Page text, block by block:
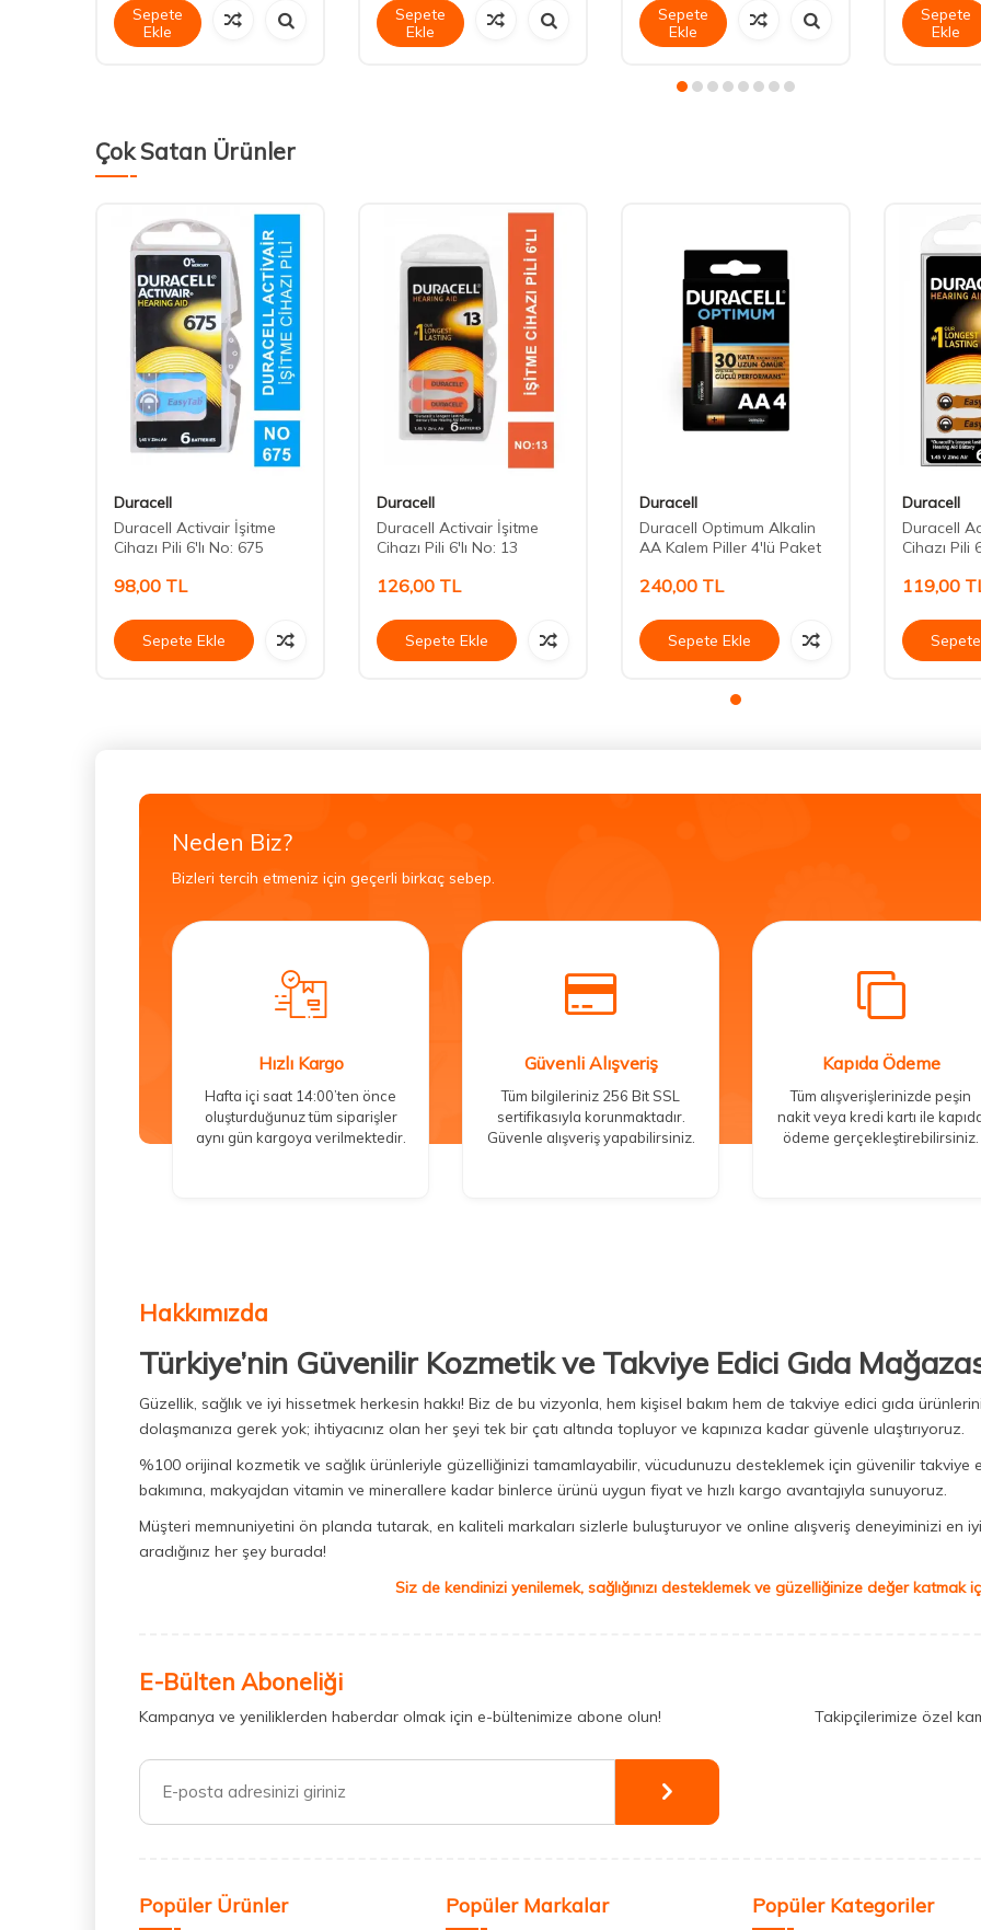
Sepete
Ekle
Sepete
Ekle
Sepete
Ekle
Sepete
Ekle
Çok Satan Ürünler
Duracell
Duracell Activair İşitme
Cihazı Pili 6'lı No: 675
98,00 TL
Sepete Ekle
Duracell
Duracell Activair İşitme
Cihazı Pili 6'lı No: 13
126,00 TL
Sepete Ekle
Duracell
Duracell Optimum Alkalin
AA Kalem Piller 4'lü Paket
240,00 TL
Sepete Ekle
Duracell
Duracell
Cihazı Pili
119,00
Neden Biz?
Bizleri tercih etmeniz için geçerli birkaç sebep.
Hızlı Kargo
Hafta içi saat 14:00’ten önce
oluşturduğunuz tüm siparişler
aynı gün kargoya verilmektedir.
Güvenli Alışveriş
Tüm bilgileriniz 256 Bit SSL
sertifikasıyla korunmaktadır.
Güvenle alışveriş yapabilirsiniz.
Kapıda Ödeme
Tüm alışverişlerinizde peşin
nakit veya kredi kartı ile
ödeme gerçekleştirebilirsiniz.
Hakkımızda
Türkiye’nin Güvenilir Kozmetik ve Takviye Edici Gıda
Güzellik, sağlık ve iyi hissetmek herkesin hakkı! Biz de bu vizyonla, hem kişisel bakım hem de takviye edici gıda
dolaşmanıza gerek yok; ihtiyacınız olan her şeyi tek bir çatı altında topluyor ve kapınıza kadar güvenle ulaştırıyoruz.
%100 orijinal kozmetik ve sağlık ürünleriyle güzelliğinizi tamamlayabilir, vücudunuzu desteklemek için güvenilir takviye
bakımına, makyajdan vitamin ve minerallere kadar binlerce ürünü uygun fiyat ve hızlı kargo avantajıyla sunuyoruz.
Müşteri memnuniyetini ön planda tutarak, en kaliteli markaları sizlerle buluşturuyor ve online alışveriş deneyiminizi en
aradığınız her şey burada!
Siz de kendinizi yenilemek, sağlığınızı desteklemek ve güzelliğinize değer katmak
E-Bülten Aboneliği
Kampanya ve yeniliklerden haberdar olmak için e-bültenimize abone olun! Takipçilerimize özel
Popüler Ürünler Popüler Markalar Popüler Kategoriler